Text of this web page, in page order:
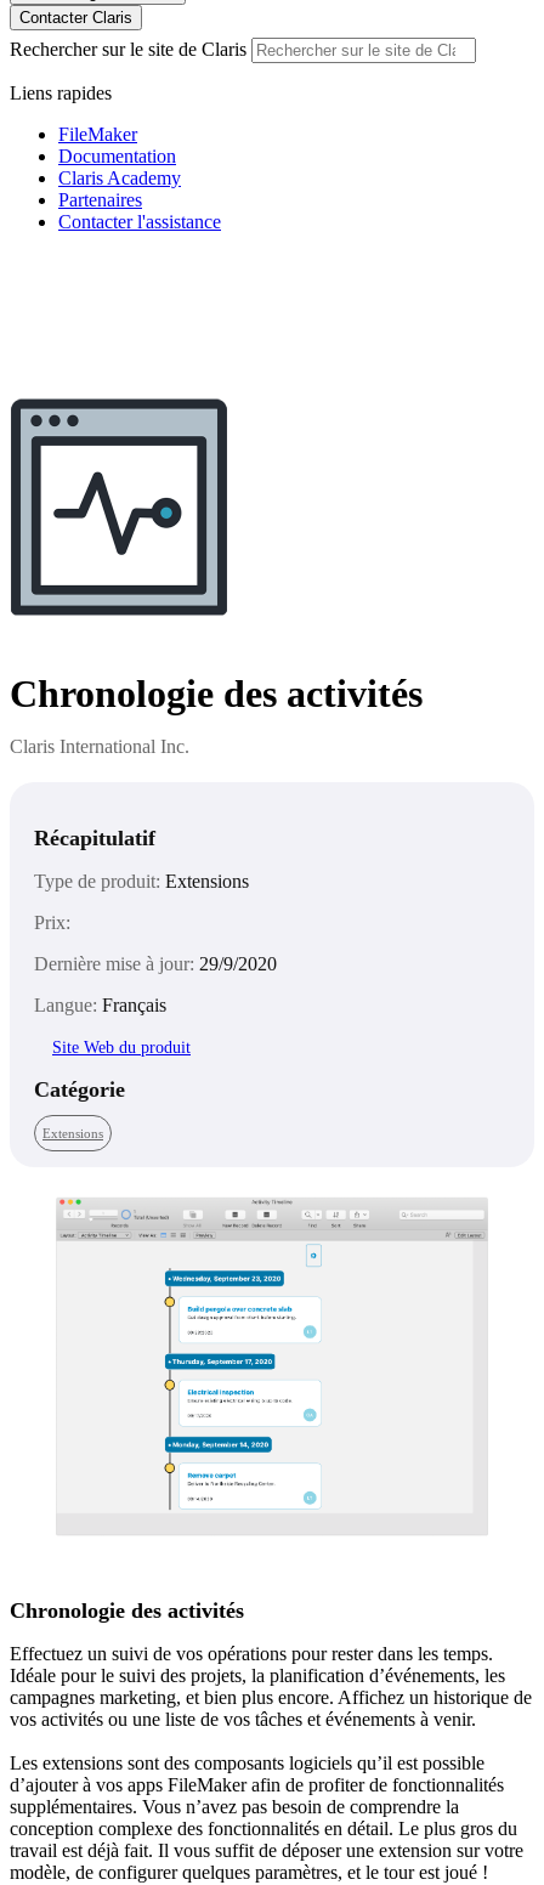
Contacter Claris
Rechercher sur le site de Claris
Liens rapides
FileMaker
Documentation
Claris Academy
Partenaires
Contacter l'assistance
Chronologie des activités
Claris International Inc.
Récapitulatif
Type de produit: Extensions
Prix:
Dernière mise à jour: 29/9/2020
Langue: Français
Site Web du produit
Catégorie
Extensions
Chronologie des activités
Effectuez un suivi de vos opérations pour rester dans les temps.
Idéale pour le suivi des projets, la planification d’événements, les
campagnes marketing, et bien plus encore. Affichez un historique de
vos activités ou une liste de vos tâches et événements à venir.
Les extensions sont des composants logiciels qu’il est possible
d’ajouter à vos apps FileMaker afin de profiter de fonctionnalités
supplémentaires. Vous n’avez pas besoin de comprendre la
conception complexe des fonctionnalités en détail. Le plus gros du
travail est déjà fait. Il vous suffit de déposer une extension sur votre
modèle, de configurer quelques paramètres, et le tour est joué !